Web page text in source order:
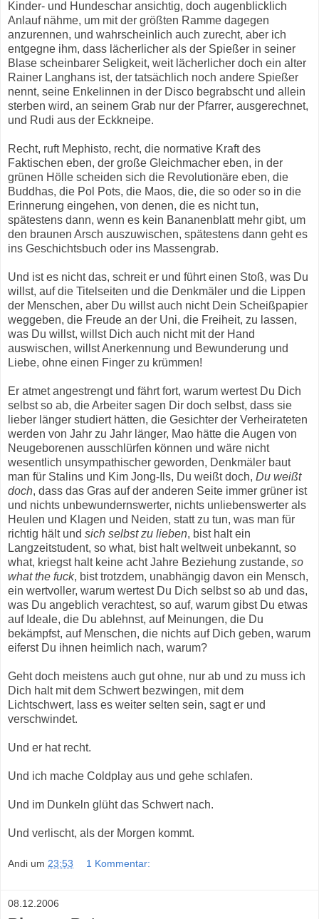
Kinder- und Hundeschar ansichtig, doch augenblicklich
Anlauf nähme, um mit der größten Ramme dagegen
anzurennen, und wahrscheinlich auch zurecht, aber ich
entgegne ihm, dass lächerlicher als der Spießer in seiner
Blase scheinbarer Seligkeit, weit lächerlicher doch ein alter
Rainer Langhans ist, der tatsächlich noch andere Spießer
nennt, seine Enkelinnen in der Disco begrabscht und allein
sterben wird, an seinem Grab nur der Pfarrer, ausgerechnet,
und Rudi aus der Eckkneipe.
Recht, ruft Mephisto, recht, die normative Kraft des
Faktischen eben, der große Gleichmacher eben, in der
grünen Hölle scheiden sich die Revolutionäre eben, die
Buddhas, die Pol Pots, die Maos, die, die so oder so in die
Erinnerung eingehen, von denen, die es nicht tun,
spätestens dann, wenn es kein Bananenblatt mehr gibt, um
den braunen Arsch auszuwischen, spätestens dann geht es
ins Geschichtsbuch oder ins Massengrab.
Und ist es nicht das, schreit er und führt einen Stoß, was Du
willst, auf die Titelseiten und die Denkmäler und die Lippen
der Menschen, aber Du willst auch nicht Dein Scheißpapier
weggeben, die Freude an der Uni, die Freiheit, zu lassen,
was Du willst, willst Dich auch nicht mit der Hand
auswischen, willst Anerkennung und Bewunderung und
Liebe, ohne einen Finger zu krümmen!
Er atmet angestrengt und fährt fort, warum wertest Du Dich
selbst so ab, die Arbeiter sagen Dir doch selbst, dass sie
lieber länger studiert hätten, die Gesichter der Verheirateten
werden von Jahr zu Jahr länger, Mao hätte die Augen von
Neugeborenen ausschlürfen können und wäre nicht
wesentlich unsympathischer geworden, Denkmäler baut
man für Stalins und Kim Jong-Ils, Du weißt doch, Du weißt
doch, dass das Gras auf der anderen Seite immer grüner ist
und nichts unbewundernswerter, nichts unliebenswerter als
Heulen und Klagen und Neiden, statt zu tun, was man für
richtig hält und sich selbst zu lieben, bist halt ein
Langzeitstudent, so what, bist halt weltweit unbekannt, so
what, kriegst halt keine acht Jahre Beziehung zustande, so
what the fuck, bist trotzdem, unabhängig davon ein Mensch,
ein wertvoller, warum wertest Du Dich selbst so ab und das,
was Du angeblich verachtest, so auf, warum gibst Du etwas
auf Ideale, die Du ablehnst, auf Meinungen, die Du
bekämpfst, auf Menschen, die nichts auf Dich geben, warum
eiferst Du ihnen heimlich nach, warum?
Geht doch meistens auch gut ohne, nur ab und zu muss ich
Dich halt mit dem Schwert bezwingen, mit dem
Lichtschwert, lass es weiter selten sein, sagt er und
verschwindet.
Und er hat recht.
Und ich mache Coldplay aus und gehe schlafen.
Und im Dunkeln glüht das Schwert nach.
Und verlischt, als der Morgen kommt.
Andi um 23:53 1 Kommentar:
08.12.2006